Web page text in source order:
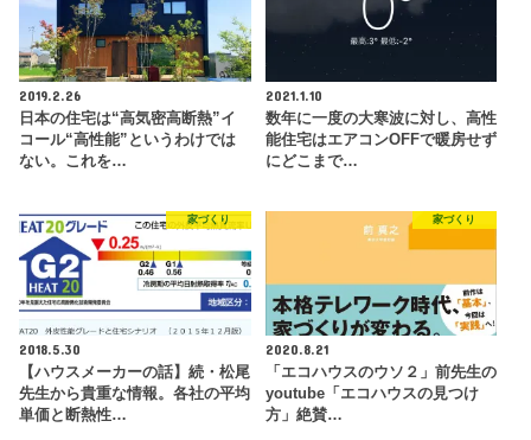
2019.2.26
日本の住宅は“高気密高断熱”イ
コール“高性能”というわけでは
ない。これを…
2021.1.10
数年に一度の大寒波に対し、高性
能住宅はエアコンOFFで暖房せず
にどこまで…
家づくり
2018.5.30
【ハウスメーカーの話】続・松尾
先生から貴重な情報。各社の平均
単価と断熱性…
家づくり
2020.8.21
「エコハウスのウソ２」前先生の
youtube「エコハウスの見つけ
方」絶賛…